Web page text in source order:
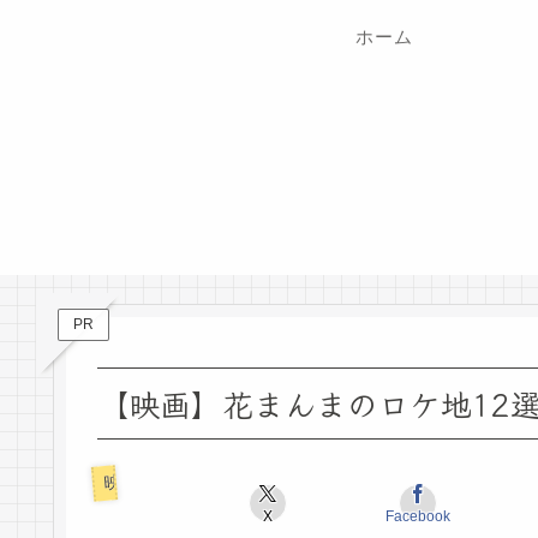
ホーム
PR
【映画】花まんまのロケ地12
映画ロケ地
X Facebook